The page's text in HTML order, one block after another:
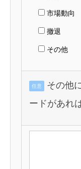
市場動向
撤退
その他
任意
その他
ードがあれ